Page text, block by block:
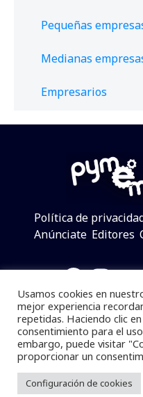
Pequeñas
Medianas
Empresarios
Política de
Anúnciate Editores
Pymempresario © 2025
Se prohibe el uso de la
dar
Usamos cookies en
mejor experiencia
repetidas. Haciendo clic
consentimiento para el
embargo, puede visitar
proporcionar un
Configuración de cookies